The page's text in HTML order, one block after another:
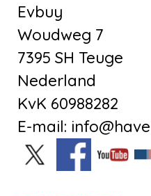
Evbuy
Woudweg 7
7395 SH Teuge
Nederland
KvK 60988282
E-mail: